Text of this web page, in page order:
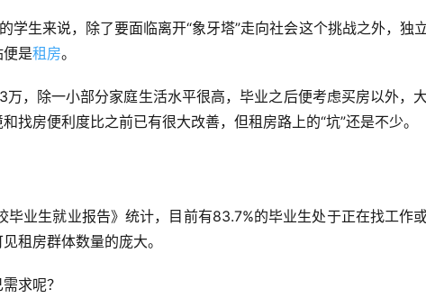
学生来说，除了要面临离开“象牙塔”走向社会这个挑战之外，独
是租房。
，除一小部分家庭生活水平很高，毕业之后便考虑买房以外，
找房便利度比之前已有很大改善，但租房路上的“坑”还是不少。
业生就业报告》统计，目前有83.7%的毕业生处于正在找工作
租房群体数量的庞大。
求呢？